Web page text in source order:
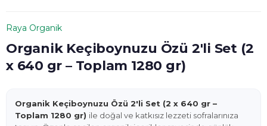
Raya Organik
Organik Keçiboynuzu Özü 2'li Set (2
x 640 gr – Toplam 1280 gr)
Organik Keçiboynuzu Özü 2'li Set (2 x 640 gr –
Toplam 1280 gr) ile doğal ve katkısız lezzeti sofralarınıza